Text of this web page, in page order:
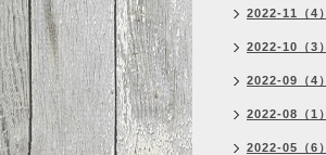
2022-11（4）
2022-10（3）
2022-09（4）
2022-08（1）
2022-05（6）